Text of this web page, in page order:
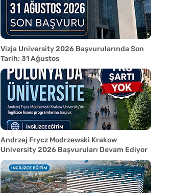
Vizja University 2026 Başvurularında Son
Tarih: 31 Ağustos
Andrzej Frycz Modrzewski Krakow
University 2026 Başvuruları Devam Ediyor